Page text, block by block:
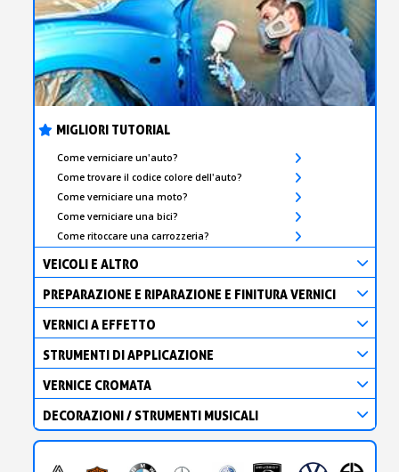
MIGLIORI TUTORIAL
Come verniciare un'auto?
Come trovare il codice colore dell'auto?
Come verniciare una moto?
Come verniciare una bici?
Come ritoccare una carrozzeria?
VEICOLI E ALTRO
PREPARAZIONE E RIPARAZIONE E FINITURA VERNICI
VERNICI A EFFETTO
STRUMENTI DI APPLICAZIONE
VERNICE CROMATA
DECORAZIONI / STRUMENTI MUSICALI